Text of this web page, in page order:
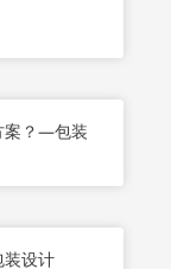
案？—包装
设计